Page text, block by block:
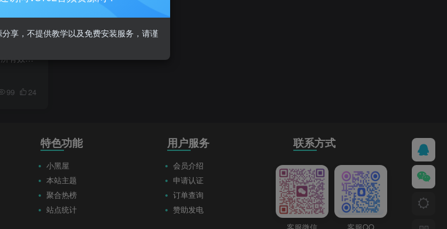
超过 30 个插件，以及越来越多的内容库。 所有效果都在我们的模块化主机中充当“管理单元”，以及您可以在 DAW 中单独使用的单独插件。
99 24
特色功能
小黑屋
本站主题
聚合热榜
站点统计
用户服务
会员介绍
申请认证
订单查询
赞助发电
联系方式
客服微信 客服QQ
享，不提供教学以及免费安装服务，请谨